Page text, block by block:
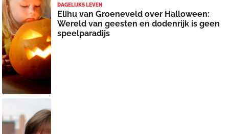
DAGELIJKS LEVEN
Elihu van Groeneveld over Halloween:
Wereld van geesten en dodenrijk is geen
speelparadijs